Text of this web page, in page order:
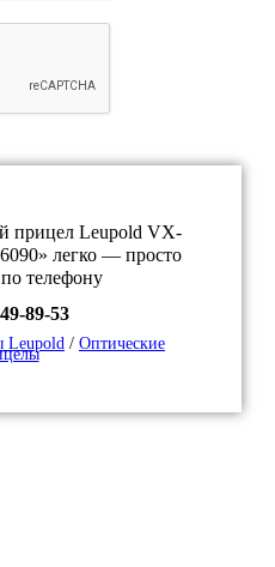
прицел Leupold VX-
легко — просто
телефону
89-53
Leupold / Оптические